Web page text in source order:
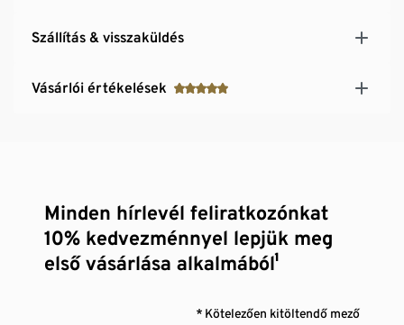
Szállítás & visszaküldés
Vásárlói értékelések
Minden hírlevél feliratkozónkat
10% kedvezménnyel lepjük meg
első vásárlása alkalmából¹
* Kötelezően kitöltendő mező